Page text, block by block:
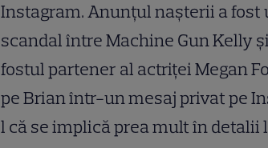
Instagram. Anunțul nașterii a fost
scandal între Machine Gun Kelly și
fostul partener al actriței Megan
pe Brian într-un mesaj privat pe
l că se implică prea mult în detalii